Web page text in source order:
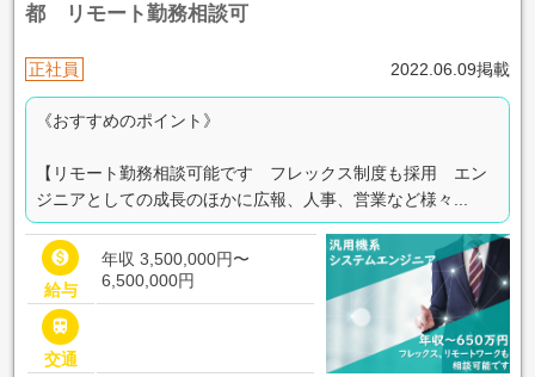
都 リモート勤務相談可
正社員 2022.06.09掲載
《おすすめのポイント》
【リモート勤務相談可能です フレックス制度も採用 エン
ジニアとしての成長のほかに広報、人事、営業など様々...

給与
年収 3,500,000円〜
6,500,000円

交通